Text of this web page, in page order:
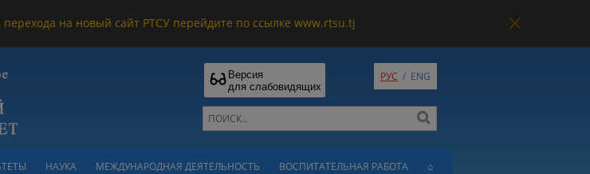
на новый сайт РТСУ перейдите по ссылке www.rtsu.tj
Версия
для слабовидящих
РУС / ENG
НАУКА МЕЖДУНАРОДНАЯ ДЕЯТЕЛЬНОСТЬ ВОСПИТАТЕЛЬНАЯ РАБОТА ⌂